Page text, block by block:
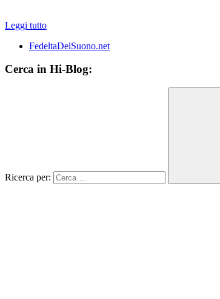
Leggi tutto
FedeltaDelSuono.net
Cerca in Hi-Blog:
Ricerca per: